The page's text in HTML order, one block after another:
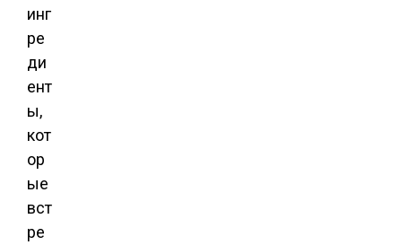
инг
ре
ди
ент
ы,
кот
ор
ые
вст
ре